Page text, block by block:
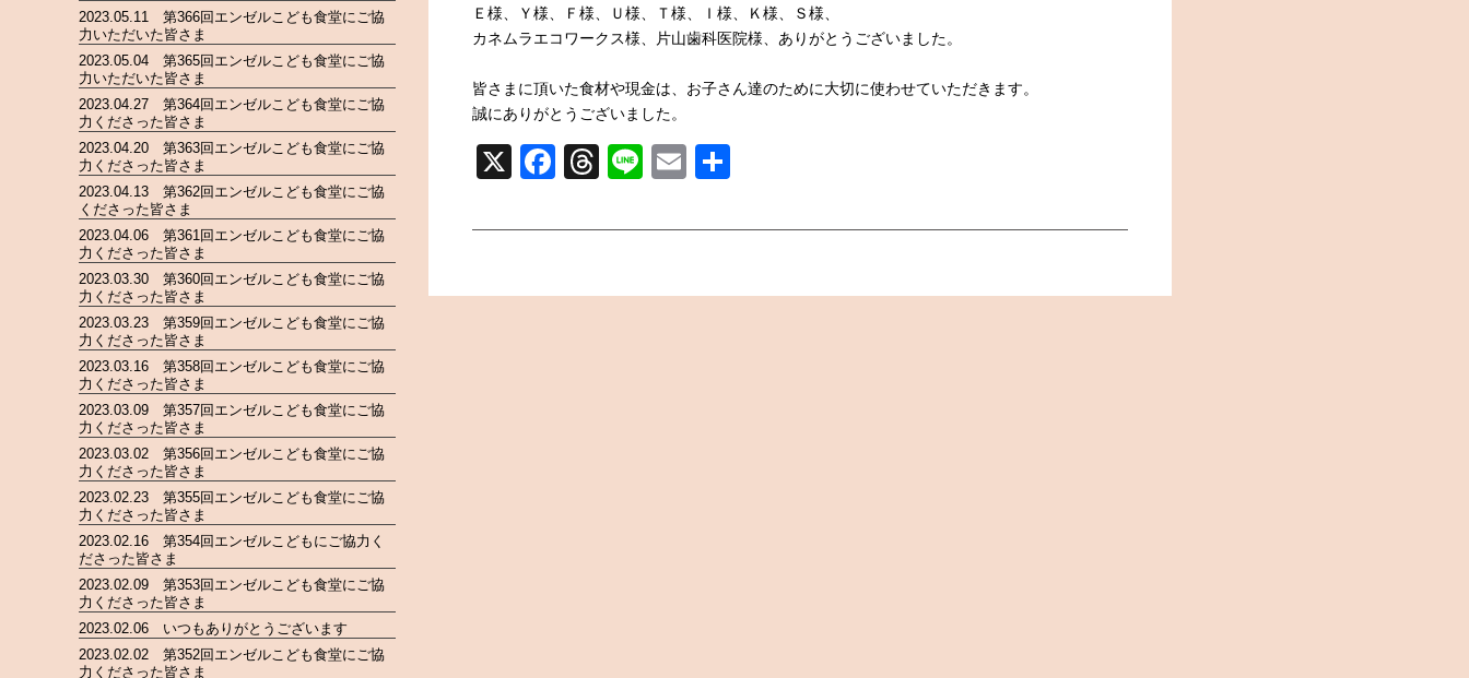
Ｅ様、Ｙ様、Ｆ様、Ｕ様、Ｔ様、Ｉ様、Ｋ様、Ｓ様、
カネムラエコワークス様、片山歯科医院様、ありがとうございました。
皆さまに頂いた食材や現金は、お子さん達のために大切に使わせていただきます。
誠にありがとうございました。
X Facebook
Threads
LineEmail
2023.05.11 第366回エンゼルこども食堂にご協
力いただいた皆さま
2023.05.04 第365回エンゼルこども食堂にご協
力いただいた皆さま
2023.04.27 第364回エンゼルこども食堂にご協
力くださった皆さま
2023.04.20 第363回エンゼルこども食堂にご協
力くださった皆さま
2023.04.13 第362回エンゼルこども食堂にご協
くださった皆さま
2023.04.06 第361回エンゼルこども食堂にご協
力くださった皆さま
2023.03.30 第360回エンゼルこども食堂にご協
力くださった皆さま
2023.03.23 第359回エンゼルこども食堂にご協
力くださった皆さま
2023.03.16 第358回エンゼルこども食堂にご協
力くださった皆さま
2023.03.09 第357回エンゼルこども食堂にご協
力くださった皆さま
2023.03.02 第356回エンゼルこども食堂にご協
力くださった皆さま
2023.02.23 第355回エンゼルこども食堂にご協
力くださった皆さま
2023.02.16 第354回エンゼルこどもにご協力く
ださった皆さま
2023.02.09 第353回エンゼルこども食堂にご協
力くださった皆さま
2023.02.06 いつもありがとうございます
2023.02.02 第352回エンゼルこども食堂にご協
力くださった皆さま